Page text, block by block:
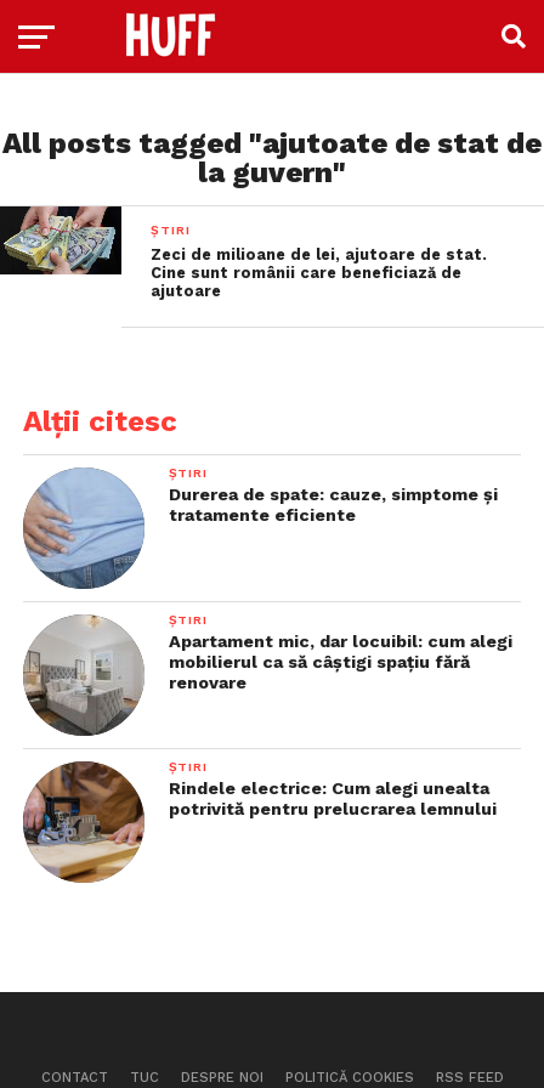
All posts tagged "ajutoate de stat de
la guvern"
ȘTIRI
Zeci de milioane de lei, ajutoare de stat.
Cine sunt românii care beneficiază de
ajutoare
Alții citesc
ȘTIRI
Durerea de spate: cauze, simptome și
tratamente eficiente
ȘTIRI
Apartament mic, dar locuibil: cum alegi
mobilierul ca să câștigi spațiu fără
renovare
ȘTIRI
Rindele electrice: Cum alegi unealta
potrivită pentru prelucrarea lemnului
CONTACT TUC DESPRE NOI POLITICĂ COOKIES RSS FEED